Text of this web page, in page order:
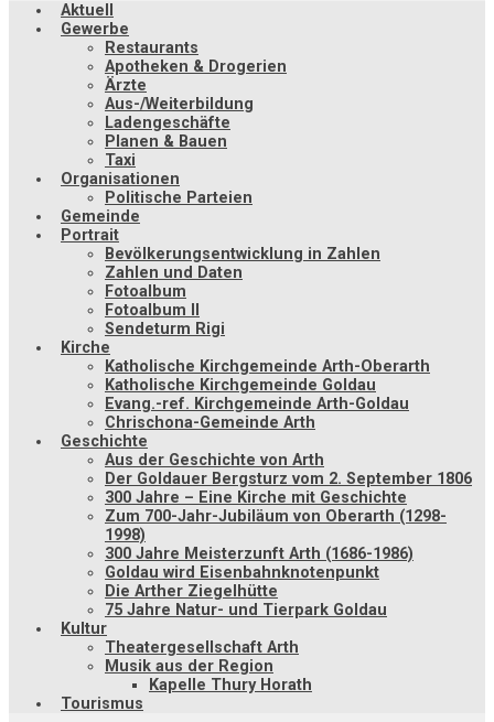
Aktuell
Gewerbe
Restaurants
Apotheken & Drogerien
Ärzte
Aus-/Weiterbildung
Ladengeschäfte
Planen & Bauen
Taxi
Organisationen
Politische Parteien
Gemeinde
Portrait
Bevölkerungsentwicklung in Zahlen
Zahlen und Daten
Fotoalbum
Fotoalbum II
Sendeturm Rigi
Kirche
Katholische Kirchgemeinde Arth-Oberarth
Katholische Kirchgemeinde Goldau
Evang.-ref. Kirchgemeinde Arth-Goldau
Chrischona-Gemeinde Arth
Geschichte
Aus der Geschichte von Arth
Der Goldauer Bergsturz vom 2. September 1806
300 Jahre – Eine Kirche mit Geschichte
Zum 700-Jahr-Jubiläum von Oberarth (1298-
1998)
300 Jahre Meisterzunft Arth (1686-1986)
Goldau wird Eisenbahnknotenpunkt
Die Arther Ziegelhütte
75 Jahre Natur- und Tierpark Goldau
Kultur
Theatergesellschaft Arth
Musik aus der Region
Kapelle Thury Horath
Tourismus